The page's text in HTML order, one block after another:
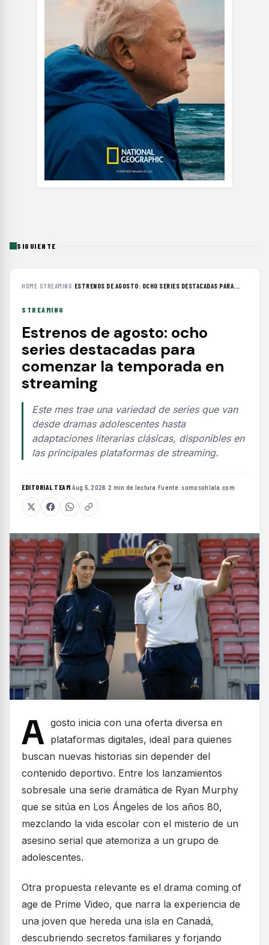
SIGUIENTE
HOME› STREAMING› ESTRENOS DE AGOSTO: OCHO SERIES DESTACADAS PARA...
STREAMING
Estrenos de agosto: ocho
series destacadas para
comenzar la temporada en
streaming
Este mes trae una variedad de series que van
desde dramas adolescentes hasta
adaptaciones literarias clásicas, disponibles en
las principales plataformas de streaming.
EDITORIAL TEAM·Aug 5, 2026 ·2 min de lectura ·Fuente: somosohlala.com
A gosto inicia con una oferta diversa en
plataformas digitales, ideal para quienes
buscan nuevas historias sin depender del
contenido deportivo. Entre los lanzamientos
sobresale una serie dramática de Ryan Murphy
que se sitúa en Los Ángeles de los años 80,
mezclando la vida escolar con el misterio de un
asesino serial que atemoriza a un grupo de
adolescentes.
Otra propuesta relevante es el drama coming of
age de Prime Video, que narra la experiencia de
una joven que hereda una isla en Canadá,
descubriendo secretos familiares y forjando